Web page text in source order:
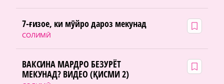
СОЛИМӢ
7-ғизое, ки мӯйро дароз мекунад
ВАКСИНА МАРДРО БЕЗУРЁТ
МЕКУНАД? ВИДЕО (ҚИСМИ 2)